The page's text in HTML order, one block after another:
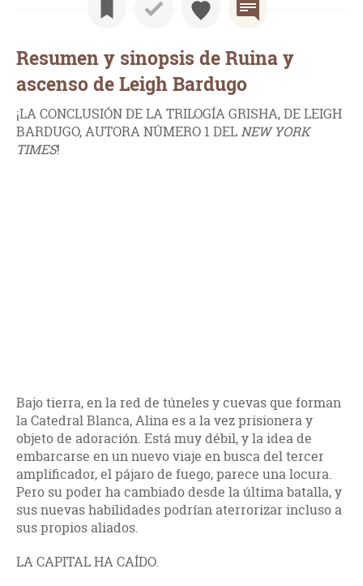
Resumen y sinopsis de Ruina y
ascenso de Leigh Bardugo
¡LA CONCLUSIÓN DE LA TRILOGÍA GRISHA, DE LEIGH
BARDUGO, AUTORA NÚMERO 1 DELNEW YORK
TIMES!
Bajo tierra, en la red de túneles y cuevas que forman
la Catedral Blanca, Alina es a la vez prisionera y
objeto de adoración. Está muy débil, y la idea de
embarcarse en un nuevo viaje en busca del tercer
amplificador, el pájaro de fuego, parece una locura.
Pero su poder ha cambiado desde la última batalla, y
sus nuevas habilidades podrían aterrorizar incluso a
sus propios aliados.
LA CAPITAL HA CAÍDO.